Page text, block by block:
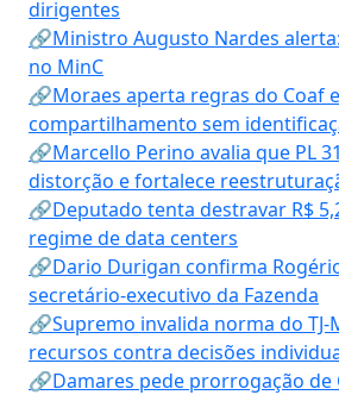
dirigentes
🔗Ministro Augusto Nardes
no MinC
🔗Moraes aperta regras do Coaf
compartilhamento sem
🔗Marcello Perino avalia que PL
distorção e fortalece
🔗Deputado tenta destravar R$
regime de data centers
🔗Dario Durigan confirma
secretário-executivo da Fazenda
🔗Supremo invalida norma do
recursos contra decisões
🔗Damares pede prorrogação de